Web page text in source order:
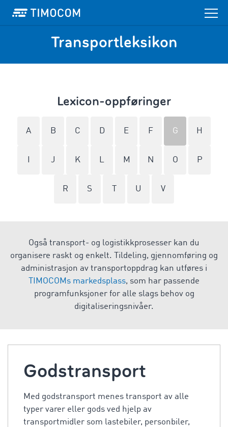
Transportleksikon
Lexicon-oppføringer
A B C D E F G H
J K L M N O P
R S U V
Også transport- og logistikkprosesser kan du
organisere raskt og enkelt. Tildeling, gjennomføring og
administrasjon av transportoppdrag kan utføres i
TIMOCOMs markedsplass, som har passende
programfunksjoner for alle slags behov og
digitaliseringsnivåer.
Godstransport
Med godstransport menes transport av alle
typer varer eller gods ved hjelp av
transportmidler som lastebiler, personbiler,